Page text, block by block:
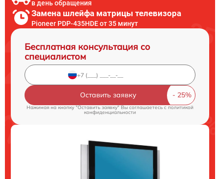
в день обращения
Замена шлейфа матрицы телевизора
Pioneer PDP-435HDE от 35 минут
Бесплатная консультация со
специалистом
Оставить заявку
Нажимая на кнопку "Оставить заявку" Вы соглашаетесь c политикой
конфиденциальности